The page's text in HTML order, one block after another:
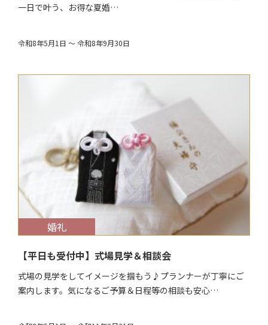
一日で叶う、お得な夏婚…
令和8年5月1日 ～ 令和8年9月30日
$target_date
婚礼
【平日も受付中】式場見学＆相談会
式場の見学をしてイメージを掴もう♪プランナーが丁寧にご
案内します。気になるご予算＆日程等の相談も安心…